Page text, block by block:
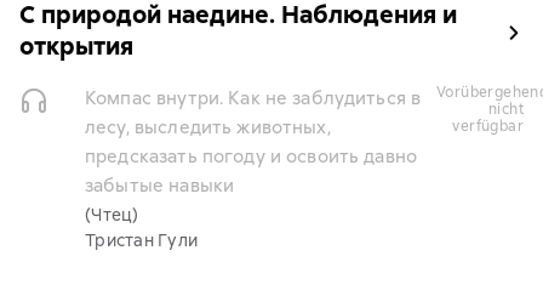
С природой наедине. Наблюдения и
открытия
Компас внутри. Как не заблудиться в
лесу, выследить животных,
предсказать погоду и освоить давно
забытые навыки
(Чтец)
Тристан Гули
vorübergehend
nicht
verfügbar